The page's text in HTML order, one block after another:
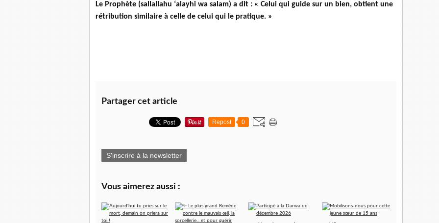
Le Prophète (sallallahu ‘alayhi wa salam) a dit : « Celui qui guide sur un bien, obtient une
rétribution similaire à celle de celui qui le pratique. »
Partager cet article
Repost 0
S'inscrire à la newsletter
Vous aimerez aussi :